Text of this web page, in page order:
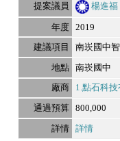
楊進福
2019
南崁國中
南崁國中
1.點石科
800,000
詳情